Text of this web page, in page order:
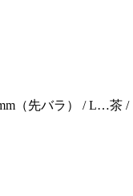
（先バラ） / L…茶 /